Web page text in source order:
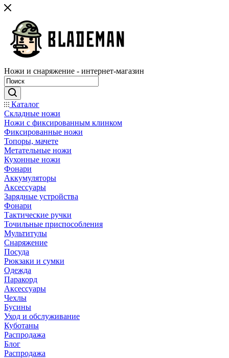
Ножи и снаряжение - интернет-магазин
Каталог
Складные ножи
Ножи с фиксированным клинком
Фиксированные ножи
Топоры, мачете
Метательные ножи
Кухонные ножи
Фонари
Аккумуляторы
Аксессуары
Зарядные устройства
Фонари
Тактические ручки
Точильные приспособления
Мультитулы
Снаряжение
Посуда
Рюкзаки и сумки
Одежда
Паракорд
Аксессуары
Чехлы
Бусины
Уход и обслуживание
Куботаны
Распродажа
Блог
Распродажа